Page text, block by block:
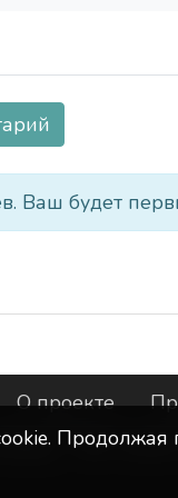
Ваш будет
О проекте
- Все
Продолжая